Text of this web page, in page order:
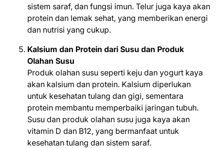
sistem saraf, dan fungsi imun. Telur juga kaya akan
protein dan lemak sehat, yang memberikan energi
dan nutrisi yang cukup.
Kalsium dan Protein dari Susu dan Produk
Olahan Susu
Produk olahan susu seperti keju dan yogurt kaya
akan kalsium dan protein. Kalsium diperlukan
untuk kesehatan tulang dan gigi, sementara
protein membantu memperbaiki jaringan tubuh.
Susu dan produk olahan susu juga kaya akan
vitamin D dan B12, yang bermanfaat untuk
kesehatan tulang dan sistem saraf.